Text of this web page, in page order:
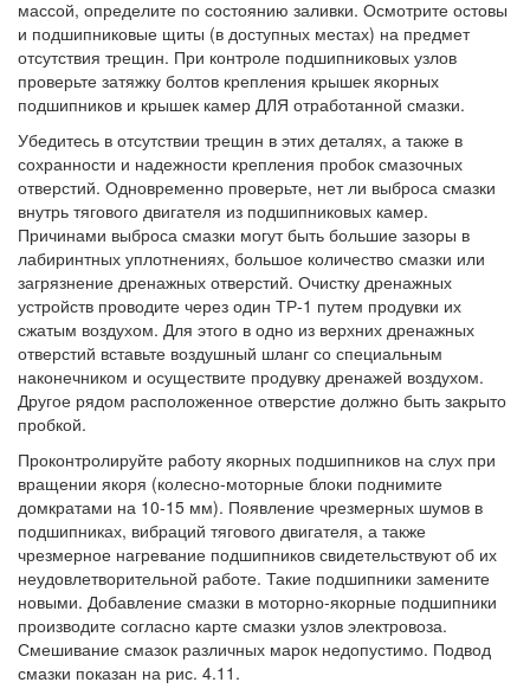
массой, определите по состоянию заливки. Осмотрите остовы
и подшипниковые щиты (в доступных местах) на предмет
отсутствия трещин. При контроле подшипниковых узлов
проверьте затяжку болтов крепления крышек якорных
подшипников и крышек камер ДЛЯ отработанной смазки.
Убедитесь в отсутствии трещин в этих деталях, а также в
сохранности и надежности крепления пробок смазочных
отверстий. Одновременно проверьте, нет ли выброса смазки
внутрь тягового двигателя из подшипниковых камер.
Причинами выброса смазки могут быть большие зазоры в
лабиринтных уплотнениях, большое количество смазки или
загрязнение дренажных отверстий. Очистку дренажных
устройств проводите через один ТР-1 путем продувки их
сжатым воздухом. Для этого в одно из верхних дренажных
отверстий вставьте воздушный шланг со специальным
наконечником и осуществите продувку дренажей воздухом.
Другое рядом расположенное отверстие должно быть закрыто
пробкой.
Проконтролируйте работу якорных подшипников на слух при
вращении якоря (колесно-моторные блоки поднимите
домкратами на 10-15 мм). Появление чрезмерных шумов в
подшипниках, вибраций тягового двигателя, а также
чрезмерное нагревание подшипников свидетельствуют об их
неудовлетворительной работе. Такие подшипники замените
новыми. Добавление смазки в моторно-якорные подшипники
производите согласно карте смазки узлов электровоза.
Смешивание смазок различных марок недопустимо. Подвод
смазки показан на рис. 4.11.